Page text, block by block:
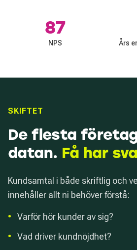
87
NPS
Års
SKIFTET
De flesta
datan. Få har
Kundsamtal i både skriftlig och
innehåller allt ni behöver förstå:
•
Varför hör kunder av sig?
•
Vad driver kundnöjdhet?